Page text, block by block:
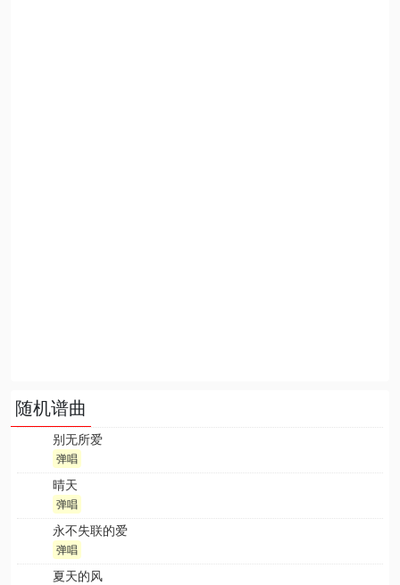
随机谱曲
别无所爱
弹唱
晴天
弹唱
永不失联的爱
弹唱
夏天的风